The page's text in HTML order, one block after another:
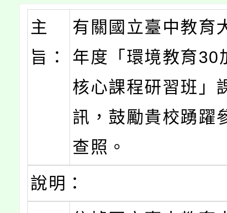
主
旨：
有關國立臺中教育
年度「環境教育30
核心課程研習班」
訊，鼓勵貴校踴躍
查照。
說明：